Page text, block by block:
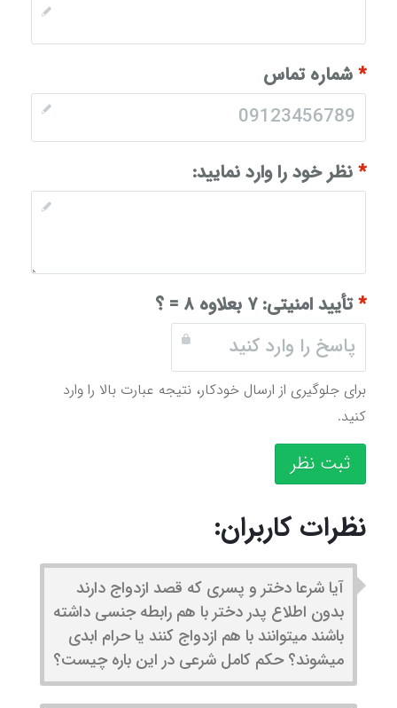
*شماره تماس
*نظر خود را وارد نمایید:
*تأیید امنیتی:۷ بعلاوه ۸ = ؟
برای جلوگیری از ارسال خودکار، نتیجه عبارت بالا را وارد
کنید.
ثبت نظر
نظرات کاربران:
آیا شرعا دختر و پسری که قصد ازدواج دارند
بدون اطلاع پدر دختر با هم رابطه جنسی داشته
باشند میتوانند با هم ازدواج کنند یا حرام ابدی
میشوند؟ حکم کامل شرعی در این باره چیست؟